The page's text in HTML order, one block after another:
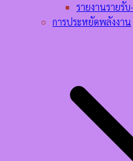
รายงานรายรั
การประหยัดพลังงาน